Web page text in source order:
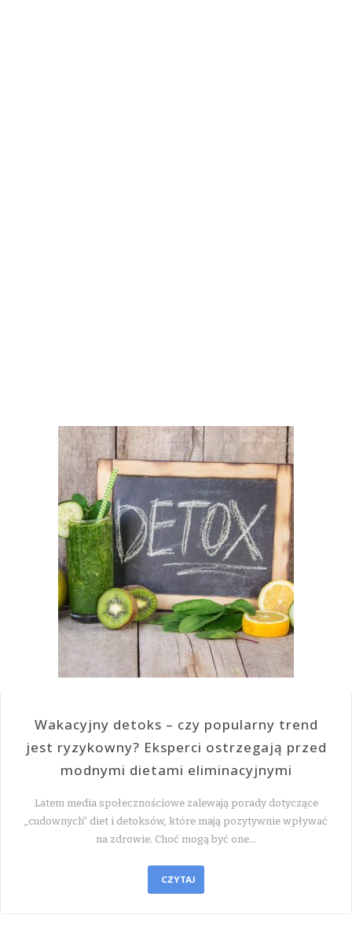
Wakacyjny detoks – czy popularny trend
jest ryzykowny? Eksperci ostrzegają przed
modnymi dietami eliminacyjnymi
Latem media społecznościowe zalewają porady dotyczące
„cudownych” diet i detoksów, które mają pozytywnie wpływać
na zdrowie. Choć mogą być one…
CZYTAJ